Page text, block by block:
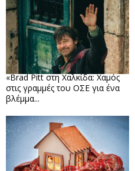
«Brad Pitt στη Χαλκίδα: Χαμός
στις γραμμές του ΟΣΕ για ένα
βλέμμα...